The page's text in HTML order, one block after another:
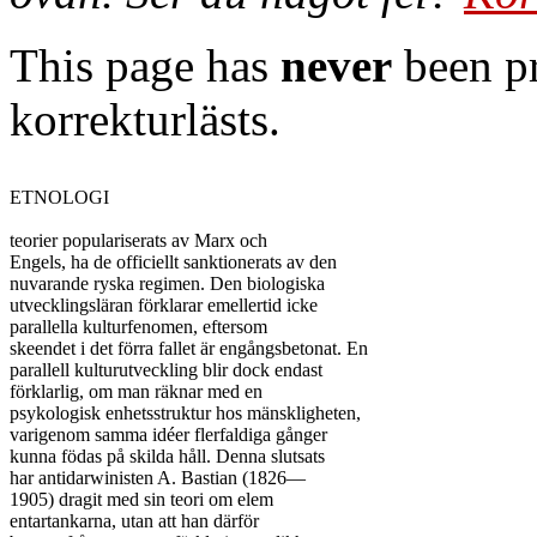
This page has never been
korrekturlästs.
ETNOLOGI
teorier populariserats av Marx och
Engels, ha de officiellt sanktionerats av den
nuvarande ryska regimen. Den biologiska
utvecklingsläran förklarar emellertid icke
parallella kulturfenomen, eftersom
skeendet i det förra fallet är engångsbetonat. En
parallell kulturutveckling blir dock endast
förklarlig, om man räknar med en
psykologisk enhetsstruktur hos mänskligheten,
varigenom samma idéer flerfaldiga gånger
kunna födas på skilda håll. Denna slutsats
har antidarwinisten A. Bastian (1826—
1905) dragit med sin teori om elem
entartankarna, utan att han därför